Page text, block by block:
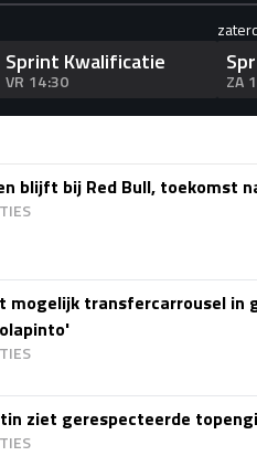
Sprint Kwalificatie
VR 14:30 ZA
blijft bij Red Bull, toekomst
mogelijk transfercarrousel in
ziet gerespecteerde